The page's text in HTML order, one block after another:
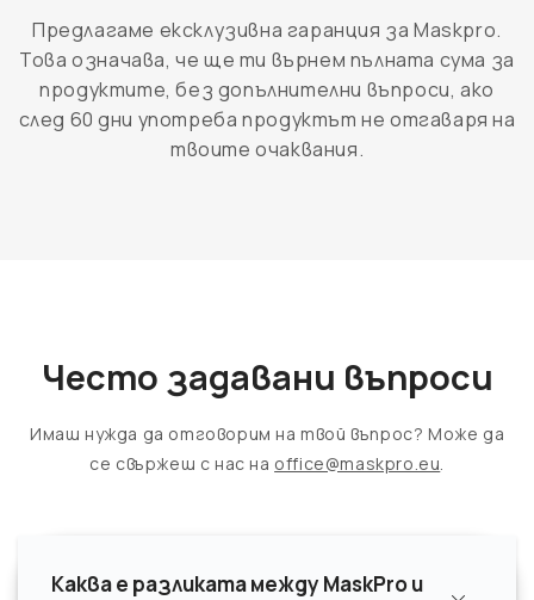
Предлагаме ексклузивна гаранция за Maskpro.
Това означава, че ще ти върнем пълната сума за
продуктите, без допълнителни въпроси, ако
след 60 дни употреба продуктът не отгаваря на
твоите очаквания.
Често задавани въпроси
Имаш нужда да отговорим на твой въпрос? Може да
се свържеш с нас на office@maskpro.eu.
Каква е разликата между MaskPro и